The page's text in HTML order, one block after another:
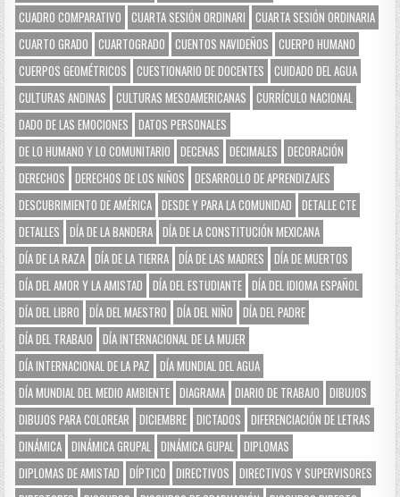
CUADRO COMPARATIVO
CUARTA SESIÓN ORDINARI
CUARTA SESIÓN ORDINARIA
CUARTO GRADO
CUARTOGRADO CUENTOS NAVIDEÑOS
CUERPO HUMANO
CUERPOS GEOMÉTRICOS
CUESTIONARIO DE DOCENTES
CUIDADO DEL AGUA
CULTURAS ANDINAS
CULTURAS MESOAMERICANAS
CURRÍCULO NACIONAL
DADO DE LAS EMOCIONES
DATOS PERSONALES
DE LO HUMANO Y LO COMUNITARIO
DECENAS DECIMALES
DECORACIÓN
DERECHOS
DERECHOS DE LOS NIÑOS
DESARROLLO DE APRENDIZAJES
DESCUBRIMIENTO DE AMÉRICA DESDE Y PARA LA COMUNIDAD
DETALLE CTE
DETALLES
DÍA DE LA BANDERA DÍA DE LA CONSTITUCIÓN MEXICANA
DÍA DE LA RAZA DÍA DE LA TIERRA DÍA DE LAS MADRES
DÍA DE MUERTOS
DÍA DEL AMOR Y LA AMISTAD
DÍA DEL ESTUDIANTE DÍA DEL IDIOMA ESPAÑOL
DÍA DEL LIBRO
DÍA DEL MAESTRO DÍA DEL NIÑO
DÍA DEL PADRE
DÍA DEL TRABAJO
DÍA INTERNACIONAL DE LA MUJER
DÍA INTERNACIONAL DE LA PAZ
DÍA MUNDIAL DEL AGUA
DÍA MUNDIAL DEL MEDIO AMBIENTE DIAGRAMA DIARIO DE TRABAJO
DIBUJOS
DIBUJOS PARA COLOREAR
DICIEMBRE DICTADOS
DIFERENCIACIÓN DE LETRAS
DINÁMICA DINÁMICA GRUPAL DINÁMICA GUPAL
DIPLOMAS
DIPLOMAS DE AMISTAD
DÍPTICO DIRECTIVOS
DIRECTIVOS Y SUPERVISORES